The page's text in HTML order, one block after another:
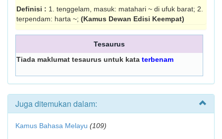
Definisi : 1. tenggelam, masuk: matahari ~ di ufuk barat; 2.
terpendam: harta ~; (Kamus Dewan Edisi Keempat)
Tesaurus
Tiada maklumat tesaurus untuk kata terbenam
Juga ditemukan dalam:
Kamus Bahasa Melayu (109)